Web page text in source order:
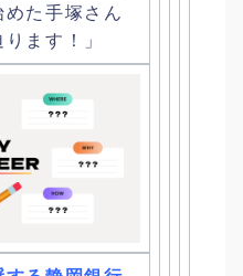
た手塚さん
ります！」